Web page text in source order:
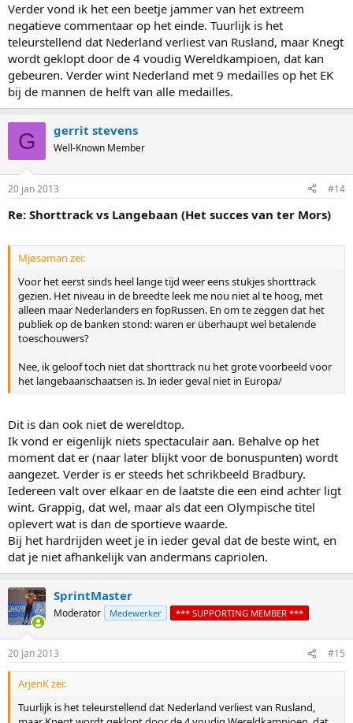
Verder vond ik het een beetje jammer van het extreem
negatieve commentaar op het einde. Tuurlijk is het
teleurstellend dat Nederland verliest van Rusland, maar Knegt
wordt geklopt door de 4 voudig Wereldkampioen, dat kan
gebeuren. Verder wint Nederland met 9 medailles op het EK
bij de mannen de helft van alle medailles.
G gerrit stevens
Well-Known Member
20 jan 2013 #14
Re: Shorttrack vs Langebaan (Het succes van ter Mors)
Mjøsaman zei:
Voor het eerst sinds heel lange tijd weer eens stukjes shorttrack
gezien. Het niveau in de breedte leek me nou niet al te hoog, met
alleen maar Nederlanders en fopRussen. En om te zeggen dat het
publiek op de banken stond: waren er überhaupt wel betalende
toeschouwers?
Nee, ik geloof toch niet dat shorttrack nu het grote voorbeeld voor
het langebaanschaatsen is. In ieder geval niet in Europa/
Dit is dan ook niet de wereldtop.
Ik vond er eigenlijk niets spectaculair aan. Behalve op het
moment dat er (naar later blijkt voor de bonuspunten) wordt
aangezet. Verder is er steeds het schrikbeeld Bradbury.
Iedereen valt over elkaar en de laatste die een eind achter ligt
wint. Grappig, dat wel, maar als dat een Olympische titel
oplevert wat is dan de sportieve waarde.
Bij het hardrijden weet je in ieder geval dat de beste wint, en
dat je niet afhankelijk van andermans capriolen.
SprintMaster
Moderator Medewerker *** SUPPORTING MEMBER ***
20 jan 2013 #15
ArjenK zei:
Tuurlijk is het teleurstellend dat Nederland verliest van Rusland,